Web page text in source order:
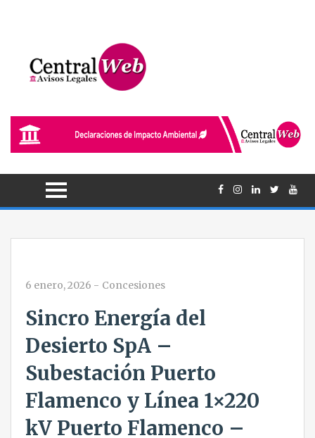
6 enero, 2026 - Concesiones
Sincro Energía del
Desierto SpA –
Subestación Puerto
Flamenco y Línea 1×220
kV Puerto Flamenco –